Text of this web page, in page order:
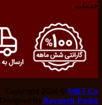
خدمات
Copyright 2026 © MBT Co
Designed By Rayaneh-Pedia